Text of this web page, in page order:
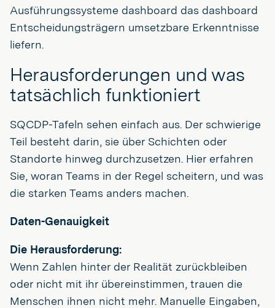
Ausführungssysteme dashboard das dashboard
Entscheidungsträgern umsetzbare Erkenntnisse
liefern.
Herausforderungen und was
tatsächlich funktioniert
SQCDP-Tafeln sehen einfach aus. Der schwierige
Teil besteht darin, sie über Schichten oder
Standorte hinweg durchzusetzen. Hier erfahren
Sie, woran Teams in der Regel scheitern, und was
die starken Teams anders machen.
Daten-Genauigkeit
Die Herausforderung:
Wenn Zahlen hinter der Realität zurückbleiben
oder nicht mit ihr übereinstimmen, trauen die
Menschen ihnen nicht mehr. Manuelle Eingaben,